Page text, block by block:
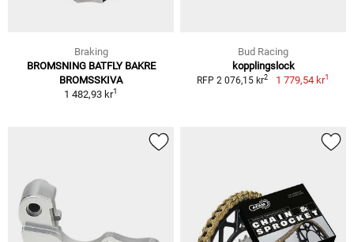
Braking
BROMSNING BATFLY BAKRE
BROMSSKIVA
1 482,93 kr1
Bud Racing
kopplingslock
RFP 2 076,15 kr2 1 779,54 kr1